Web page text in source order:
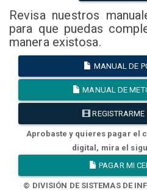
Revisa nuestros
para que puedas
manera existosa.
MANUAL DE
MANUAL DE
REGISTRARME
Aprobaste y quieres pagar el
digital, mira el
PAGAR MI
© DIVISIÓN DE SISTEMAS DE